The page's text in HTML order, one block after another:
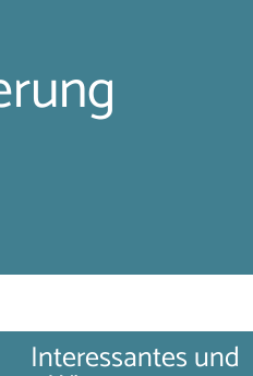
Interessantes und